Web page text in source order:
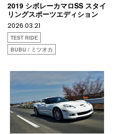
2019 シボレーカマロSS スタイ
リングスポーツエディション
2026.03.21
TEST RIDE
BUBU / ミツオカ